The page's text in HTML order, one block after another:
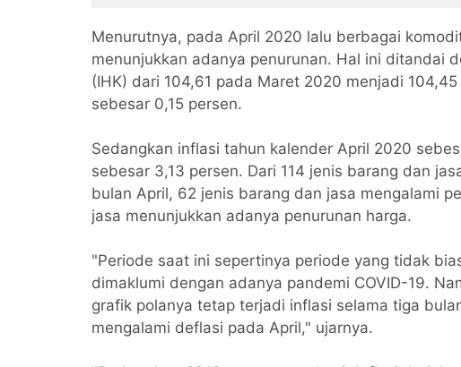
Menurutnya, pada April 2020 lalu berbagai
menunjukkan adanya penurunan. Hal ini ditandai
(IHK) dari 104,61 pada Maret 2020 menjadi
sebesar 0,15 persen.
Sedangkan inflasi tahun kalender April 2020
sebesar 3,13 persen. Dari 114 jenis barang dan
bulan April, 62 jenis barang dan jasa mengalami
jasa menunjukkan adanya penurunan harga.
"Periode saat ini sepertinya periode yang tidak
dimaklumi dengan adanya pandemi COVID-19.
grafik polanya tetap terjadi inflasi selama tiga
mengalami deflasi pada April," ujarnya.